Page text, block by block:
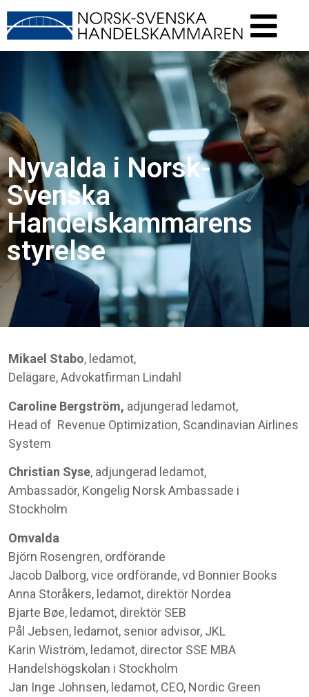
Nyvalda i Norsk-
Svenska
Handelskammarens
styrelse
Mikael Stabo, ledamot,
Delägare, Advokatfirman Lindahl
Caroline Bergström, adjungerad ledamot,
Head of Revenue Optimization, Scandinavian Airlines
System
Christian Syse, adjungerad ledamot,
Ambassadör, Kongelig Norsk Ambassade i
Stockholm
Omvalda
Björn Rosengren, ordförande
Jacob Dalborg, vice ordförande, vd Bonnier Books
Anna Storåkers, ledamot, direktör Nordea
Bjarte Bøe, ledamot, direktör SEB
Pål Jebsen, ledamot, senior advisor, JKL
Karin Wiström, ledamot, director SSE MBA
Handelshögskolan i Stockholm
Jan Inge Johnsen, ledamot, CEO, Nordic Green